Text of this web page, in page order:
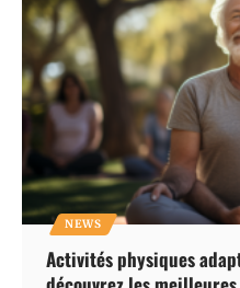
NEWS
Activités physiques